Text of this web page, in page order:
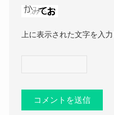
上に表示された文字を入力